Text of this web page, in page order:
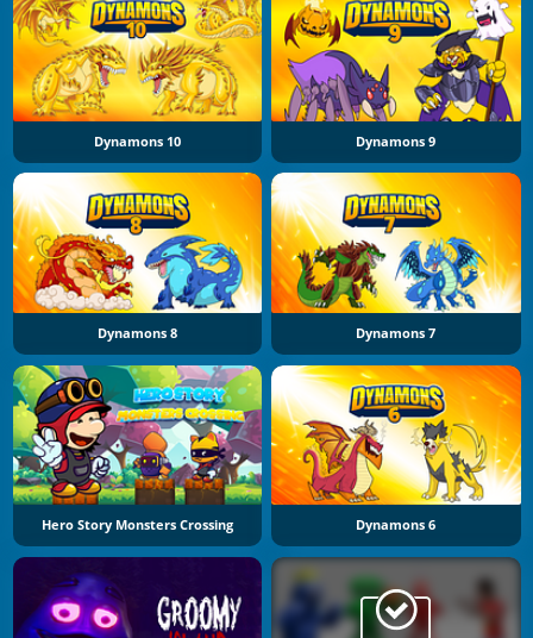
Dynamons 10 Dynamons 9
Dynamons 8 Dynamons 7
Hero Story Monsters Crossing Dynamons 6